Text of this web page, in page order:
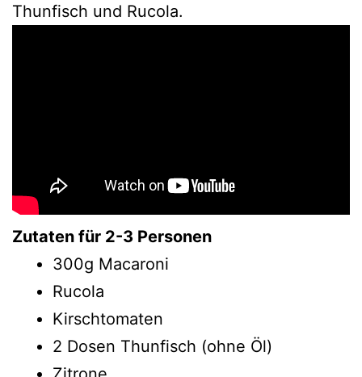
Thunfisch und Rucola.
Zutaten für 2-3 Personen
300g Macaroni
Rucola
Kirschtomaten
2 Dosen Thunfisch (ohne Öl)